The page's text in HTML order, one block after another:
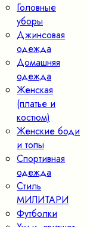
Головные
уборы
Джинсовая
одежда
Домашняя
одежда
Женская
(платье и
костюм)
Женские боди
и топы
Спортивная
одежда
Стиль
МИЛИТАРИ
Футболки